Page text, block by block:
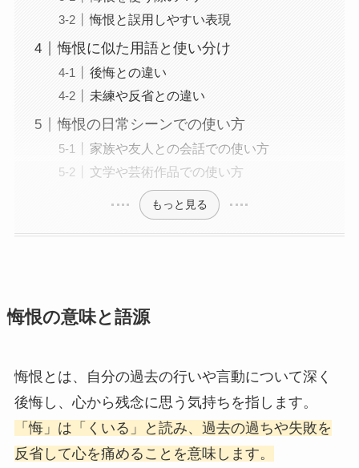
悔恨と誤用しやすい表現
悔恨に似た用語と使い分け
後悔との違い
未練や反省との違い
悔恨の日常シーンでの使い方
家族や友人との会話での使い方
文学や芸術作品での使い方
もっと見る
悔恨の意味と語源
悔恨とは、自分の過去の行いや言動について深く
後悔し、心から残念に思う気持ちを指します。
「悔」は「くいる」と読み、過去の過ちや失敗を
反省して心を痛めることを意味します。